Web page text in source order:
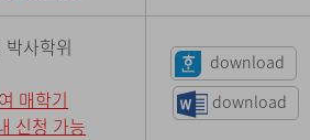
사학위
매학기
신청 가능
download
download